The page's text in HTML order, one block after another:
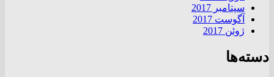
سپتامبر 2017
آگوست 2017
ژوئن 2017
دسته‌ها